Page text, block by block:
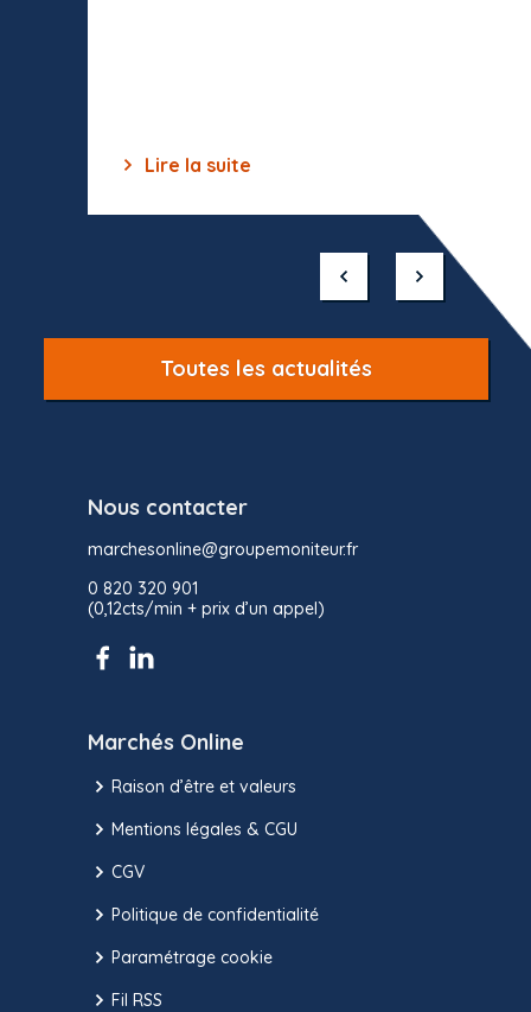
Lire la suite
Toutes les actualités
Nous contacter
marchesonline@groupemoniteur.fr
0 820 320 901
(0,12cts/min + prix d’un appel)
Marchés Online
Raison d’être et valeurs
Mentions légales & CGU
CGV
Politique de confidentialité
Paramétrage cookie
Fil RSS